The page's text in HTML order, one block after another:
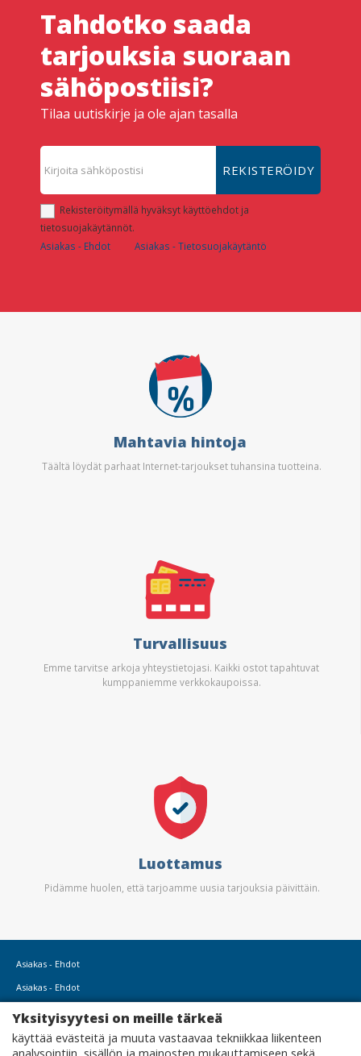
Yksityisyytesi on meille tärkeä
käyttää evästeitä ja muuta vastaavaa tekniikkaa liikenteen
Tahdotko saada
tarjouksia suoraan
sähöpostiisi?
Tilaa uutiskirje ja ole ajan tasalla
REKISTERÖIDY
Rekisteröitymällä hyväksyt käyttöehdot ja
tietosuojakäytännöt.
Asiakas - Ehdot
Asiakas - Tietosuojakäytäntö
Mahtavia hintoja
Täältä löydät parhaat Internet-tarjoukset tuhansina tuotteina.
Turvallisuus
Emme tarvitse arkoja yhteystietojasi. Kaikki ostot tapahtuvat
kumppaniemme verkkokaupoissa.
Luottamus
Pidämme huolen, että tarjoamme uusia tarjouksia päivittäin.
Asiakas - Ehdot
Asiakas - Ehdot
Asiakas - Tietosuojakäytäntö
Asiakas - evästeet